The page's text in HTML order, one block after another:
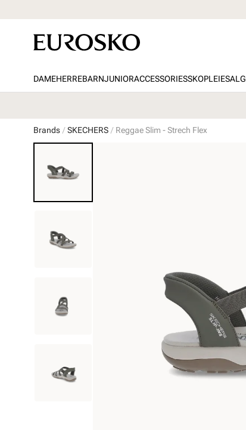
DAMEHERREBARNJUNIORACCESSORIESSKOPLEIESALG
Brands SKECHERS Reggae Slim - Strech Flex